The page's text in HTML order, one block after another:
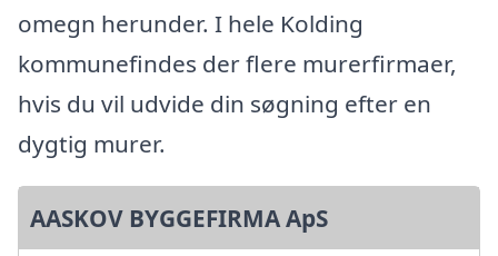
omegn herunder. I hele Kolding
kommunefindes der flere murerfirmaer,
hvis du vil udvide din søgning efter en
dygtig murer.
AASKOV BYGGEFIRMA ApS